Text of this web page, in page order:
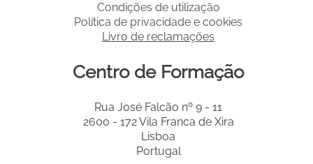
Condições de utilização
Política de privacidade e cookies
Livro de reclamações
Centro de Formação
Rua José Falcão nº 9 - 11
2600 - 172 Vila Franca de Xira
Lisboa
Portugal